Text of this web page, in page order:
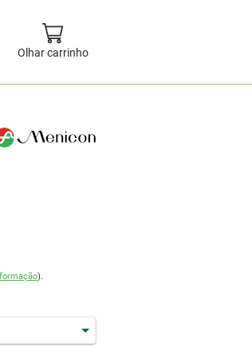
Olhar carrinho
).